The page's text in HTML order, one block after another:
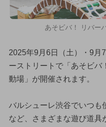
あそビバ！ リバー
2025年9月6日（土）・9月
ーストリートで「あそビバ
動場」が開催されます。
バルシューレ渋谷でいつも
など、さまざまな遊び道具